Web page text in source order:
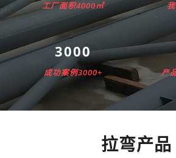
工厂面积4000㎡
3000
成功案例3000+ 产
拉弯产品